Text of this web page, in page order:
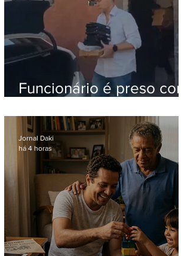
Funcionário é preso com
do Hospital do Andaraí
Jornal Daki
há 4 horas